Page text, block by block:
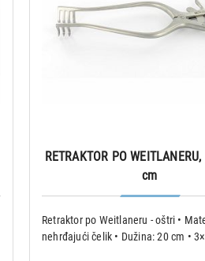
RETRAKTOR PO
cm
Retraktor po Weitlaneru - oštri •
nehrđajući čelik • Dužina: 20 cm •